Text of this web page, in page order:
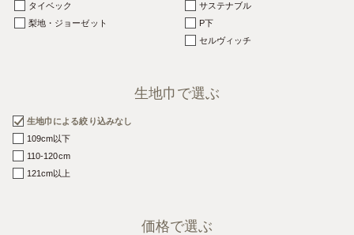
タイベック
梨地・ジョーゼット
サステナブル
P下
セルヴィッチ
生地巾で選ぶ
生地巾による絞り込みなし
109cm以下
110-120cm
121cm以上
価格で選ぶ